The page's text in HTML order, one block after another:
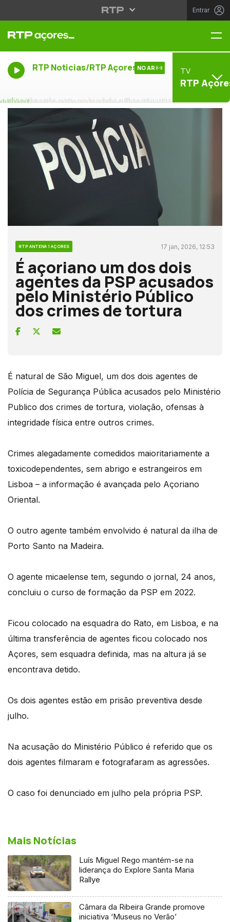
Entrar
RTP Noticias/RTP Açores NO AR TV
RTP
RTP ANTENA 1 AÇORES 17 jan, 2026, 12:53
É açoriano um dos dois
agentes da PSP acusados
pelo Ministério Público
dos crimes de tortura
É natural de São Miguel, um dos dois agentes de
Polícia de Segurança Pública acusados pelo Ministério
Publico dos crimes de tortura, violação, ofensas à
integridade física entre outros crimes.
Crimes alegadamente comedidos maioritariamente a
toxicodependentes, sem abrigo e estrangeiros em
Lisboa – a informação é avançada pelo Açoriano
Oriental.
O outro agente também envolvido é natural da ilha de
Porto Santo na Madeira.
O agente micaelense tem, segundo o jornal, 24 anos,
concluiu o curso de formação da PSP em 2022.
Ficou colocado na esquadra do Rato, em Lisboa, e na
última transferência de agentes ficou colocado nos
Açores, sem esquadra definida, mas na altura já se
encontrava detido.
Os dois agentes estão em prisão preventiva desde
julho.
Na acusação do Ministério Público é referido que os
dois agentes filmaram e fotografaram as agressões.
O caso foi denunciado em julho pela própria PSP.
Mais Notícias
Luís Miguel Rego mantém-se na
liderança do Explore Santa Maria
Rallye
Câmara da Ribeira Grande promove
iniciativa ‘Museus no Verão’